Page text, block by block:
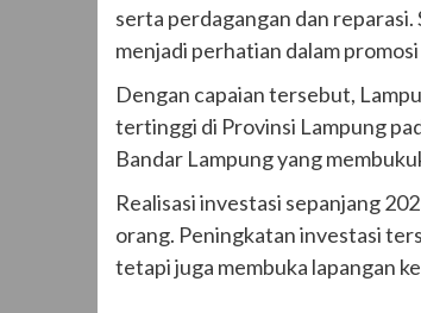
serta perdagangan dan
menjadi perhatian dalam
Dengan capaian tersebut,
tertinggi di Provinsi Lampung
Bandar Lampung yang
Realisasi investasi sepanjang
orang. Peningkatan investasi
tetapi juga membuka lapangan